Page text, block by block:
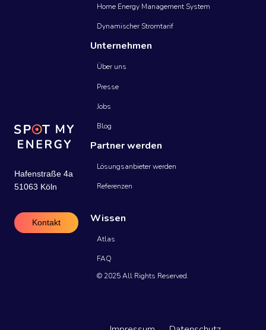
Hafenstraße 4a
51063 Köln
Kontakt
Home Energy Management System
Dynamischer Stromtarif
Unternehmen
Über uns
Presse
Jobs
Blog
Partner werden
Lösungsanbieter werden
Referenzen
Wissen
Atlas
FAQ
© 2025 All Rights Reserved.